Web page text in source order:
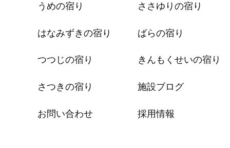
うめの宿り ささゆりの宿り
はなみずきの宿り ばらの宿り
つつじの宿り きんもくせいの宿り
さつきの宿り 施設ブログ
お問い合わせ 採用情報